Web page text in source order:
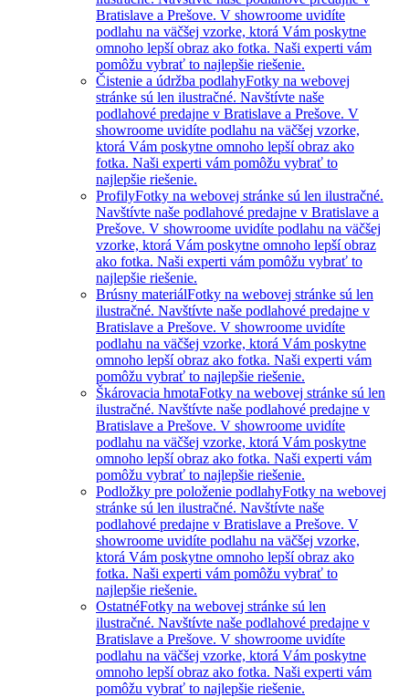
Bratislave a Prešove. V showroome uvidíte
podlahu na väčšej vzorke, ktorá Vám poskytne
omnoho lepší obraz ako fotka. Naši experti vám
pomôžu vybrať to najlepšie riešenie.
Čistenie a údržba podlahyFotky na webovej
stránke sú len ilustračné. Navštívte naše
podlahové predajne v Bratislave a Prešove. V
showroome uvidíte podlahu na väčšej vzorke,
ktorá Vám poskytne omnoho lepší obraz ako
fotka. Naši experti vám pomôžu vybrať to
najlepšie riešenie.
ProfilyFotky na webovej stránke sú len ilustračné.
Navštívte naše podlahové predajne v Bratislave a
Prešove. V showroome uvidíte podlahu na väčšej
vzorke, ktorá Vám poskytne omnoho lepší obraz
ako fotka. Naši experti vám pomôžu vybrať to
najlepšie riešenie.
Brúsny materiálFotky na webovej stránke sú len
ilustračné. Navštívte naše podlahové predajne v
Bratislave a Prešove. V showroome uvidíte
podlahu na väčšej vzorke, ktorá Vám poskytne
omnoho lepší obraz ako fotka. Naši experti vám
pomôžu vybrať to najlepšie riešenie.
Škárovacia hmotaFotky na webovej stránke sú len
ilustračné. Navštívte naše podlahové predajne v
Bratislave a Prešove. V showroome uvidíte
podlahu na väčšej vzorke, ktorá Vám poskytne
omnoho lepší obraz ako fotka. Naši experti vám
pomôžu vybrať to najlepšie riešenie.
Podložky pre položenie podlahyFotky na webovej
stránke sú len ilustračné. Navštívte naše
podlahové predajne v Bratislave a Prešove. V
showroome uvidíte podlahu na väčšej vzorke,
ktorá Vám poskytne omnoho lepší obraz ako
fotka. Naši experti vám pomôžu vybrať to
najlepšie riešenie.
OstatnéFotky na webovej stránke sú len
ilustračné. Navštívte naše podlahové predajne v
Bratislave a Prešove. V showroome uvidíte
podlahu na väčšej vzorke, ktorá Vám poskytne
omnoho lepší obraz ako fotka. Naši experti vám
pomôžu vybrať to najlepšie riešenie.